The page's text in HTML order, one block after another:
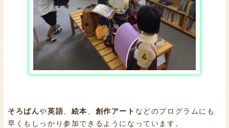
そろばんや英語 絵本 創作アート などのプログラムにも
早くもしっかり参加できるようになっています。